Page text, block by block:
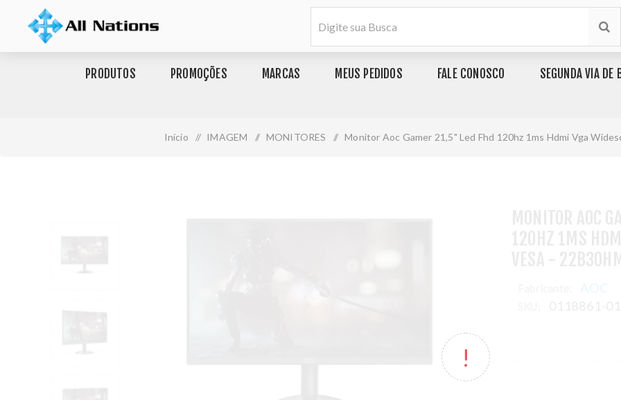
PRODUTOS PROMOÇÕES MARCAS MEUS PEDIDOS FALE CONOSCO SEGUNDA VIA DE
Início / IMAGEM / MONITORES / Monitor Aoc Gamer 21,5" Led Fhd 120hz 1ms Hdmi Vga
AOC